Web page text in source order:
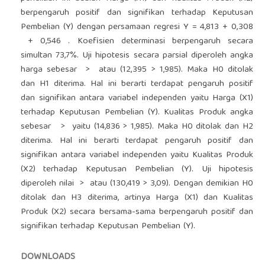
berpengaruh positif dan signifikan terhadap Keputusan
Pembelian (Y) dengan persamaan regresi Y = 4,813 + 0,308
+ 0,546 . Koefisien determinasi berpengaruh secara
simultan 73,7%. Uji hipotesis secara parsial diperoleh angka
harga sebesar > atau (12,395 > 1,985). Maka H0 ditolak
dan H1 diterima. Hal ini berarti terdapat pengaruh positif
dan signifikan antara variabel independen yaitu Harga (X1)
terhadap Keputusan Pembelian (Y). Kualitas Produk angka
sebesar > yaitu (14,836 > 1,985). Maka H0 ditolak dan H2
diterima. Hal ini berarti terdapat pengaruh positif dan
signifikan antara variabel independen yaitu Kualitas Produk
(X2) terhadap Keputusan Pembelian (Y). Uji hipotesis
diperoleh nilai > atau (130,419 > 3,09). Dengan demikian H0
ditolak dan H3 diterima, artinya Harga (X1) dan Kualitas
Produk (X2) secara bersama-sama berpengaruh positif dan
signifikan terhadap Keputusan Pembelian (Y).
DOWNLOADS